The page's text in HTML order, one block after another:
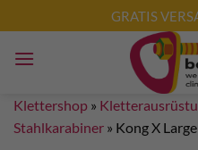
Inhalt
springen
GRATIS
Klettershop »
Stahlkarabiner » Kong X